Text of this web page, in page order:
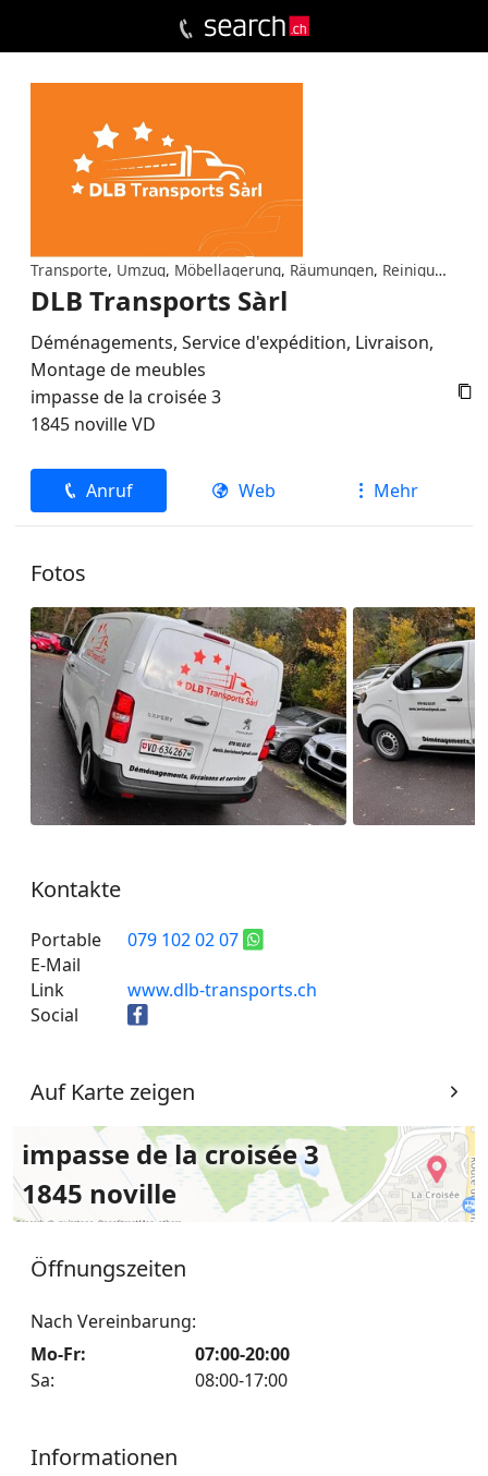
Transporte, Umzug, Möbellagerung, Räumungen, Reinigungsunternehmung
DLB Transports Sàrl
Déménagements, Service d'expédition, Livraison,
Montage de meubles

impasse de la croisée 3
1845 novilleVD
Anruf Web Mehr
Fotos
Kontakte
Portable
079 102 02 07
E-Mail
Link
www.dlb-transports.ch
Social
Auf Karte zeigen
impasse de la croisée 3
1845 noville
Öffnungszeiten
Nach Vereinbarung:
Mo-Fr:
07:00-20:00
Sa: 08:00-17:00
Informationen